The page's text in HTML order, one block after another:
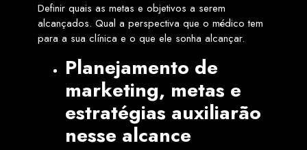
Definir quais as metas e objetivos a serem
alcançados. Qual a perspectiva que o médico tem
para a sua clínica e o que ele sonha alcançar.
Planejamento de
marketing, metas e
estratégias auxiliarão
nesse alcance